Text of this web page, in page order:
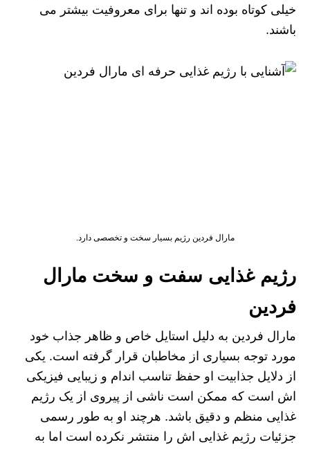
خیلی کوتاه بوده اند و تنها برای معروفیت بیشتر می
باشند.
مارال فردین رژیم بسیار سخت و تخصصی دارد.
رژیم غذایی سفت و سخت مارال
فردین
مارال فردین به دلیل استایل خاص و ظاهر جذاب خود
مورد توجه بسیاری از مخاطبان قرار گرفته است. یکی
از دلایل جذابیت او حفظ تناسب اندام و زیبایی فیزیکی‌
اش است که ممکن است ناشی از پیروی از یک رژیم
غذایی منظم و دقیق باشد. هرچند او به‌ طور رسمی
جزئیات رژیم غذایی‌ اش را منتشر نکرده است اما به